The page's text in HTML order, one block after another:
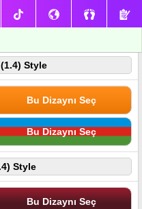
Style
Bu Dizaynı Seç
Bu Dizaynı Seç
Style
Bu Dizaynı Seç